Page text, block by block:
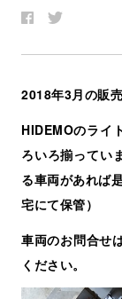
2018年3月の販
HIDEMOのライ
ろいろ揃ってい
る車両があれば
宅にて保管）
車両のお問合せ
ください。